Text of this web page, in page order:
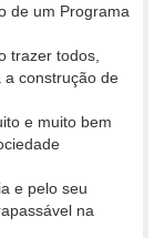
de um Programa
trazer todos,
a construção de
e muito bem
e pelo seu
na